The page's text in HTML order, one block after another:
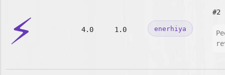
⚡ 4.0 1.0 enerhiya
#2